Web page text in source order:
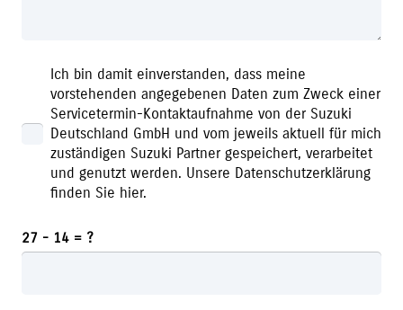
Ich bin damit einverstanden, dass meine
vorstehenden angegebenen Daten zum Zweck einer
Servicetermin-Kontaktaufnahme von der Suzuki
Deutschland GmbH und vom jeweils aktuell für mich
zuständigen Suzuki Partner gespeichert, verarbeitet
und genutzt werden. Unsere Datenschutzerklärung
finden Sie hier.
27 - 14 = ?